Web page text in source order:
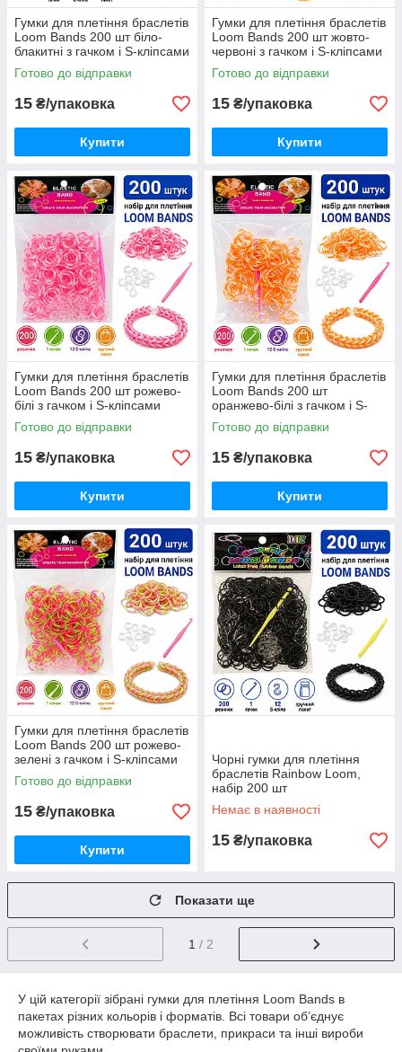
Гумки для плетіння браслетів
Loom Bands 200 шт біло-
блакитні з гачком і S-кліпсами
Готово до відправки
15 ₴/упаковка
Купити
Гумки для плетіння браслетів
Loom Bands 200 шт жовто-
червоні з гачком і S-кліпсами
Готово до відправки
15 ₴/упаковка
Купити
Гумки для плетіння браслетів
Loom Bands 200 шт рожево-
білі з гачком і S-кліпсами
Готово до відправки
15 ₴/упаковка
Купити
Гумки для плетіння браслетів
Loom Bands 200 шт
оранжево-білі з гачком і S-
кліпсами
Готово до відправки
15 ₴/упаковка
Купити
Гумки для плетіння браслетів
Loom Bands 200 шт рожево-
зелені з гачком і S-кліпсами
Готово до відправки
15 ₴/упаковка
Купити
Чорні гумки для плетіння
браслетів Rainbow Loom,
набір 200 шт
Немає в наявності
15 ₴/упаковка
Показати ще
1 / 2
У цій категорії зібрані гумки для плетіння Loom Bands в
пакетах різних кольорів і форматів. Всі товари об’єднує
можливість створювати браслети, прикраси та інші вироби